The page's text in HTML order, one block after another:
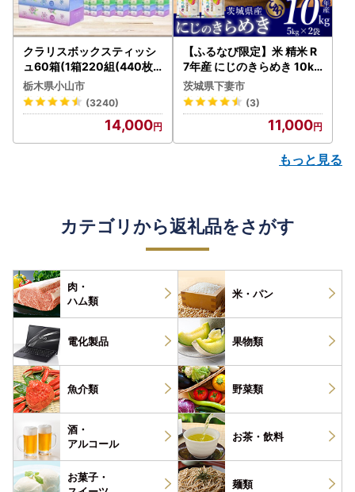
クラリスボックスティッシ
ュ60箱(1箱220組(440枚))
(5個入り×12セット)【配送
不可地域：離島・沖縄県】
【1256759】
栃木県小山市
(3240)
14,000
【ふるなび限定】米 精米 R
7年産 にじのきらめき 10kg
10月 FN-Limited-PR
茨城県下妻市
(3)
11,000
もっと見る
カテゴリから返礼品をさがす
肉・
ハム類
米・パン
電化製品 果物類
魚介類 野菜類
酒・
アルコール
お茶・ 飲料
お菓子・
麺類